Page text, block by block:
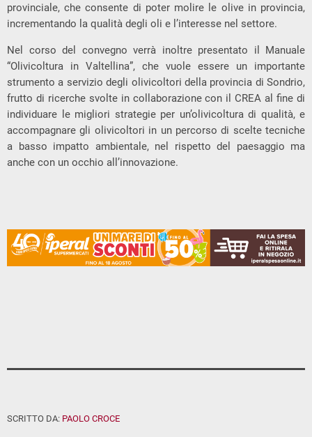
provinciale, che consente di poter molire le olive in provincia,
incrementando la qualità degli oli e l’interesse nel settore.
Nel corso del convegno verrà inoltre presentato il Manuale
“Olivicoltura in Valtellina”, che vuole essere un importante
strumento a servizio degli olivicoltori della provincia di Sondrio,
frutto di ricerche svolte in collaborazione con il CREA al fine di
individuare le migliori strategie per un’olivicoltura di qualità, e
accompagnare gli olivicoltori in un percorso di scelte tecniche
a basso impatto ambientale, nel rispetto del paesaggio ma
anche con un occhio all’innovazione.
SCRITTO DA: PAOLO CROCE